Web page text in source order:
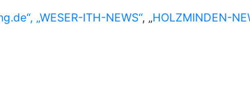
„WESER-ITH-NEWS“, „HOLZMINDEN-